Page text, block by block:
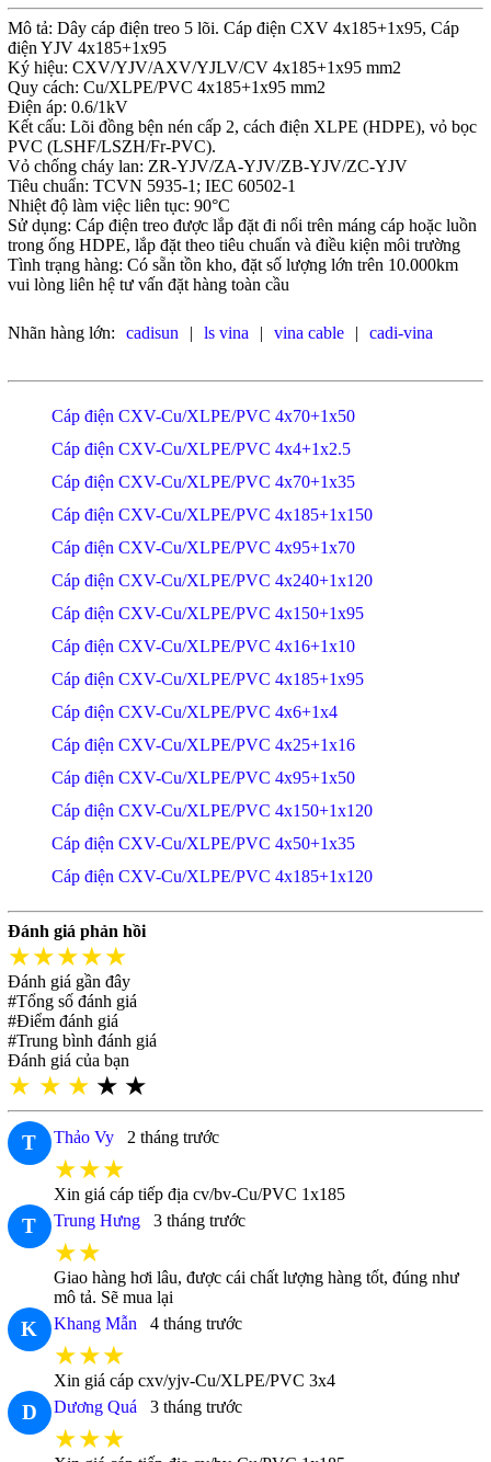
Mô tả: Dây cáp điện treo 5 lõi. Cáp điện CXV 4x185+1x95, Cáp
điện YJV 4x185+1x95
Ký hiệu: CXV/YJV/AXV/YJLV/CV 4x185+1x95 mm2
Quy cách: Cu/XLPE/PVC 4x185+1x95 mm2
Điện áp: 0.6/1kV
Kết cấu: Lõi đồng bện nén cấp 2, cách điện XLPE (HDPE), vỏ bọc
PVC (LSHF/LSZH/Fr-PVC).
Vỏ chống cháy lan: ZR-YJV/ZA-YJV/ZB-YJV/ZC-YJV
Tiêu chuẩn: TCVN 5935-1; IEC 60502-1
Nhiệt độ làm việc liên tục: 90°C
Sử dụng: Cáp điện treo được lắp đặt đi nổi trên máng cáp hoặc luồn
trong ống HDPE, lắp đặt theo tiêu chuẩn và điều kiện môi trường
Tình trạng hàng: Có sẵn tồn kho, đặt số lượng lớn trên 10.000km
vui lòng liên hệ tư vấn đặt hàng toàn cầu
Nhãn hàng lớn: cadisun | ls vina | vina cable | cadi-vina
Cáp điện CXV-Cu/XLPE/PVC 4x70+1x50
Cáp điện CXV-Cu/XLPE/PVC 4x4+1x2.5
Cáp điện CXV-Cu/XLPE/PVC 4x70+1x35
Cáp điện CXV-Cu/XLPE/PVC 4x185+1x150
Cáp điện CXV-Cu/XLPE/PVC 4x95+1x70
Cáp điện CXV-Cu/XLPE/PVC 4x240+1x120
Cáp điện CXV-Cu/XLPE/PVC 4x150+1x95
Cáp điện CXV-Cu/XLPE/PVC 4x16+1x10
Cáp điện CXV-Cu/XLPE/PVC 4x185+1x95
Cáp điện CXV-Cu/XLPE/PVC 4x6+1x4
Cáp điện CXV-Cu/XLPE/PVC 4x25+1x16
Cáp điện CXV-Cu/XLPE/PVC 4x95+1x50
Cáp điện CXV-Cu/XLPE/PVC 4x150+1x120
Cáp điện CXV-Cu/XLPE/PVC 4x50+1x35
Cáp điện CXV-Cu/XLPE/PVC 4x185+1x120
Đánh giá phản hồi
★★★★★
Đánh giá gần đây
#Tổng số đánh giá
#Điểm đánh giá
#Trung bình đánh giá
Đánh giá của bạn
★ ★ ★ ★ ★
T Thảo Vy 2 tháng trước
★★★
Xin giá cáp tiếp địa cv/bv-Cu/PVC 1x185
T Trung Hưng 3 tháng trước
★★
Giao hàng hơi lâu, được cái chất lượng hàng tốt, đúng như
mô tả. Sẽ mua lại
K Khang Mẫn 4 tháng trước
★★★
Xin giá cáp cxv/yjv-Cu/XLPE/PVC 3x4
D Dương Quá 3 tháng trước
★★★